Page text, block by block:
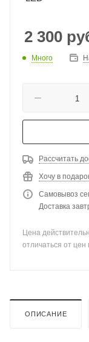
2 300
Много
Рассчитать
Хочу в
Самовывоз
Доставка
Цена
отличаться от
ОПИСАНИЕ